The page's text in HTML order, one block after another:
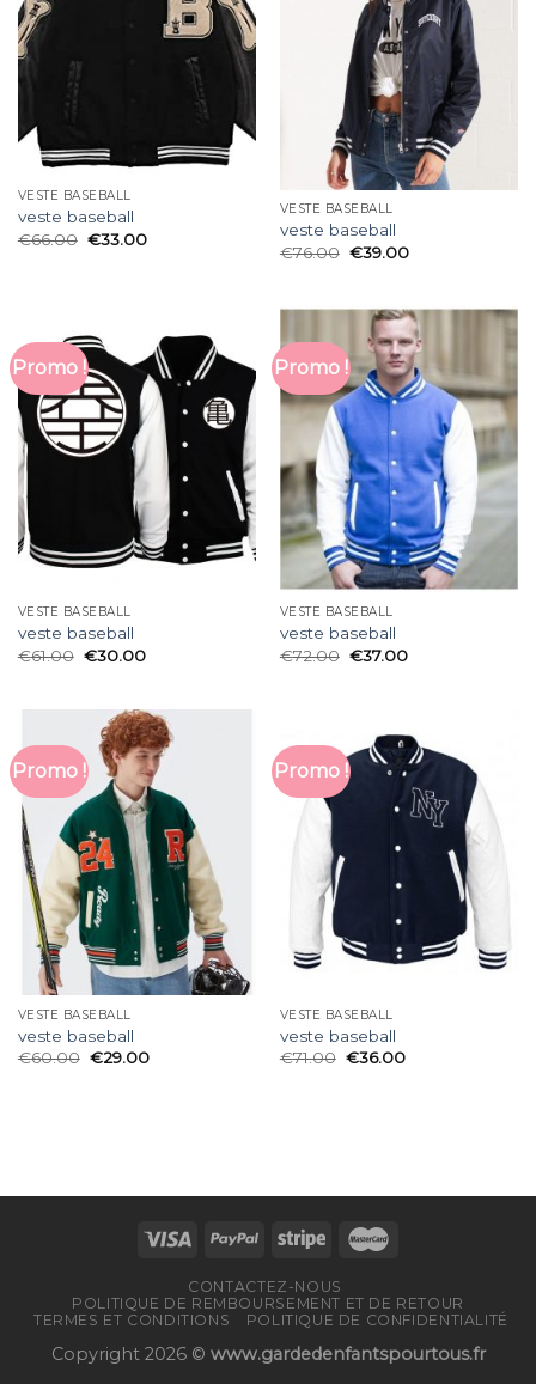
VESTE BASEBALL
veste baseball
€66.00 €33.00
VESTE BASEBALL
veste baseball
€76.00 €39.00
Promo !
VESTE BASEBALL
veste baseball
€61.00 €30.00
Promo !
VESTE BASEBALL
veste baseball
€72.00 €37.00
Promo !
VESTE BASEBALL
veste baseball
€60.00 €29.00
Promo !
VESTE BASEBALL
veste baseball
€71.00 €36.00
CONTACTEZ-NOUS
POLITIQUE DE REMBOURSEMENT ET DE RETOUR
TERMES ET CONDITIONS
POLITIQUE DE CONFIDENTIALITÉ
Copyright 2026 © www.gardedenfantspourtous.fr